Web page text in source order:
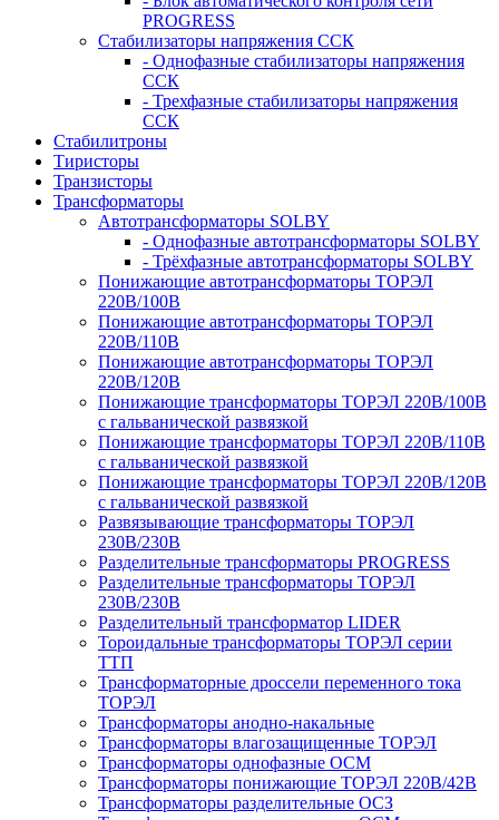
PROGRESS
Стабилизаторы напряжения ССК
- Однофазные стабилизаторы напряжения
ССК
- Трехфазные стабилизаторы напряжения
ССК
Стабилитроны
Тиристоры
Транзисторы
Трансформаторы
Автотрансформаторы SOLBY
- Однофазные автотрансформаторы SOLBY
- Трёхфазные автотрансформаторы SOLBY
Понижающие автотрансформаторы ТОРЭЛ
220В/100В
Понижающие автотрансформаторы ТОРЭЛ
220В/110В
Понижающие автотрансформаторы ТОРЭЛ
220В/120В
Понижающие трансформаторы ТОРЭЛ 220В/100В
с гальванической развязкой
Понижающие трансформаторы ТОРЭЛ 220В/110В
с гальванической развязкой
Понижающие трансформаторы ТОРЭЛ 220В/120В
с гальванической развязкой
Развязывающие трансформаторы ТОРЭЛ
230В/230В
Разделительные трансформаторы PROGRESS
Разделительные трансформаторы ТОРЭЛ
230В/230В
Разделительный трансформатор LIDER
Тороидальные трансформаторы ТОРЭЛ серии
ТТП
Трансформаторные дроссели переменного тока
ТОРЭЛ
Трансформаторы анодно-накальные
Трансформаторы влагозащищенные ТОРЭЛ
Трансформаторы однофазные ОСМ
Трансформаторы понижающие ТОРЭЛ 220В/42В
Трансформаторы разделительные ОСЗ